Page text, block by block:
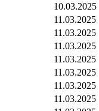
10.03.2025
11.03.2025
11.03.2025
11.03.2025
11.03.2025
11.03.2025
11.03.2025
11.03.2025